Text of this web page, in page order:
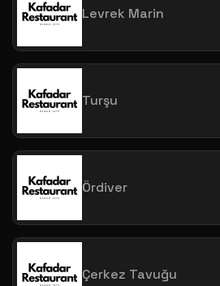
Levrek Marin
Turşu
Ördiver
Çerkez Tavuğu